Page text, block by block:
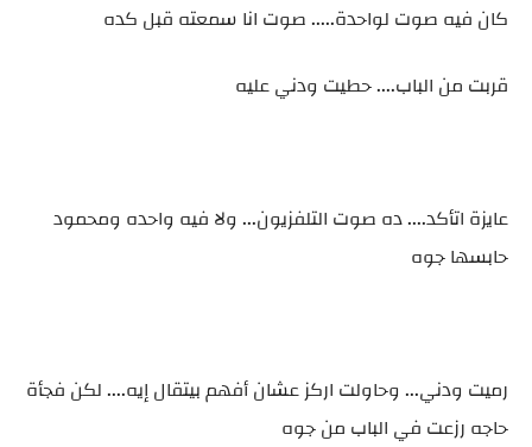
كان فيه صوت لواحدة..... صوت انا سمعته قبل كده
قربت من الباب.... حطيت ودني عليه
عايزة اتأكد.... ده صوت التلفزيون... ولا فيه واحده ومحمود
حابسها جوه
رميت ودني... وحاولت اركز عشان أفهم بيتقال إيه.... لكن فجأة
حاجه رزعت في الباب من جوه